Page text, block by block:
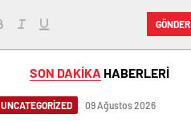
GÖNDER
SON DAKİKA HABERLERİ
UNCATEGORİZED 09 Ağustos 2026